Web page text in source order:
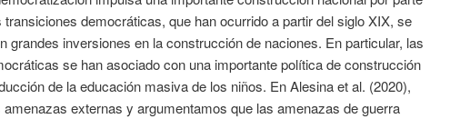
transiciones democráticas, que han ocurrido a partir del siglo XIX, se
grandes inversiones en la construcción de naciones. En particular, las
se han asociado con una importante política de construcción
de la educación masiva de los niños. En Alesina et al. (2020),
externas y argumentamos que las amenazas de guerra